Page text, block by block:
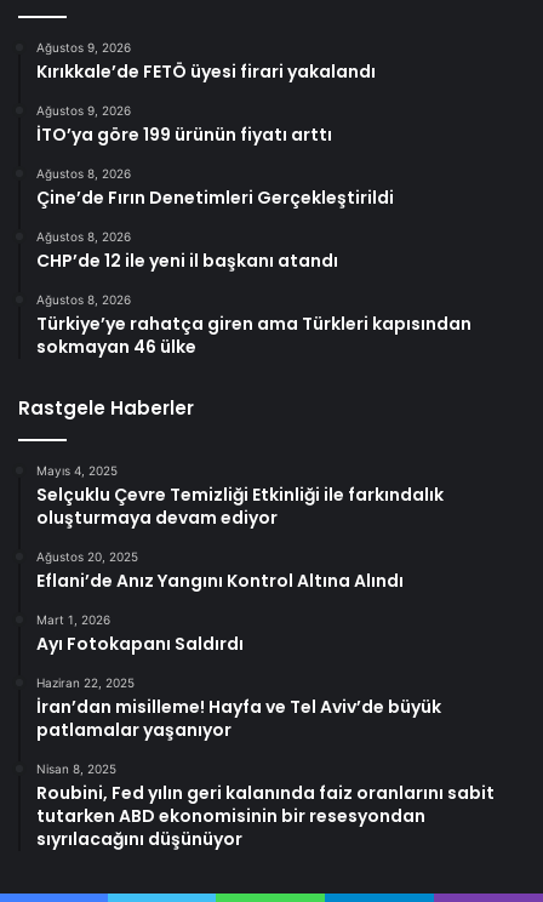
Ağustos 9, 2026
Kırıkkale’de FETÖ üyesi firari yakalandı
Ağustos 9, 2026
İTO’ya göre 199 ürünün fiyatı arttı
Ağustos 8, 2026
Çine’de Fırın Denetimleri Gerçekleştirildi
Ağustos 8, 2026
CHP’de 12 ile yeni il başkanı atandı
Ağustos 8, 2026
Türkiye’ye rahatça giren ama Türkleri kapısından
sokmayan 46 ülke
Rastgele Haberler
Mayıs 4, 2025
Selçuklu Çevre Temizliği Etkinliği ile farkındalık
oluşturmaya devam ediyor
Ağustos 20, 2025
Eflani’de Anız Yangını Kontrol Altına Alındı
Mart 1, 2026
Ayı Fotokapanı Saldırdı
Haziran 22, 2025
İran’dan misilleme! Hayfa ve Tel Aviv’de büyük
patlamalar yaşanıyor
Nisan 8, 2025
Roubini, Fed yılın geri kalanında faiz oranlarını sabit
tutarken ABD ekonomisinin bir resesyondan
sıyrılacağını düşünüyor